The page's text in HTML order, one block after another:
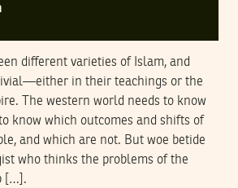
different varieties of Islam, and
in their teachings or the
The western world needs to know
know which outcomes and shifts of
and which are not. But woe betide
who thinks the problems of the
[…].